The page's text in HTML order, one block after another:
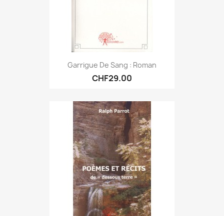
Garrigue De Sang : Roman
CHF29.00